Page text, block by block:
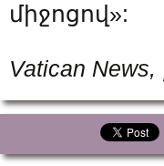
միջոցով»:
Vatican News,